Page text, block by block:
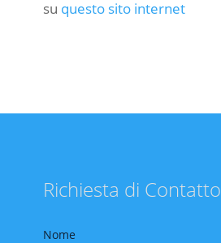
su questo sito internet
Richiesta di Contatto
Nome